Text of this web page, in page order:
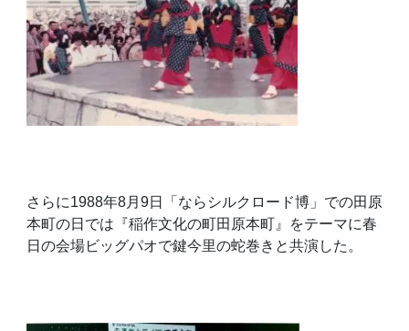
さらに1988年8月 9日「ならシルクロード博」での田原
本町の日では『稲作文化の町田原本町』をテーマに春
日の会場ビッグパオで鍵今里の蛇巻きと共演した。